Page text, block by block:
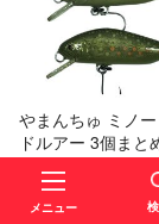
やまんちゅ ミノ
ドルアー 3個まと
￥5,280
SALE
メニュー